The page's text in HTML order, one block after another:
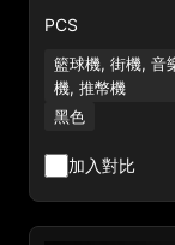
PCS
籃球機, 街機, 音
機, 推幣機
黑色
加入對比